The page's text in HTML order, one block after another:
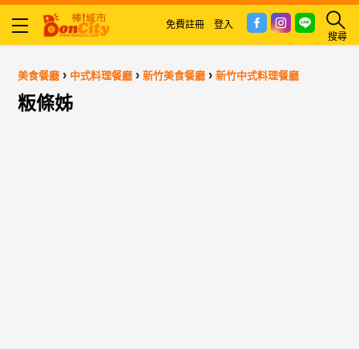
搜尋
免費註冊 登入
美食餐廳 › 中式料理餐廳 ›新竹美食餐廳 ›新竹中式料理餐廳
粄條姊